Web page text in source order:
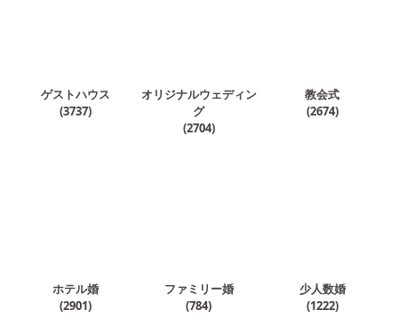
ゲストハウス
(3737)
オリジナルウェディン
グ
(2704)
教会式
(2674)
ホテル婚
(2901)
ファミリー婚
(784)
少人数婚
(1222)